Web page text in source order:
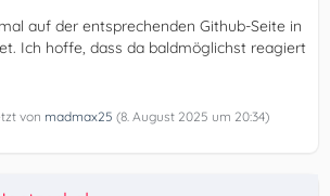
auf der entsprechenden Github-Seite in
Ich hoffe, dass da baldmöglichst reagiert
von madmax25 (8. August 2025 um 20:34)